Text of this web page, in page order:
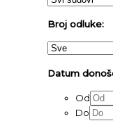
Broj odluke:
Datum
Od
Do